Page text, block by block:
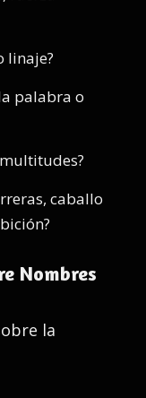
linaje?
palabra o
caballo
Nombres
la